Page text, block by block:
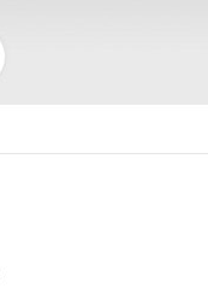
Нажмите, чтобы увеличить